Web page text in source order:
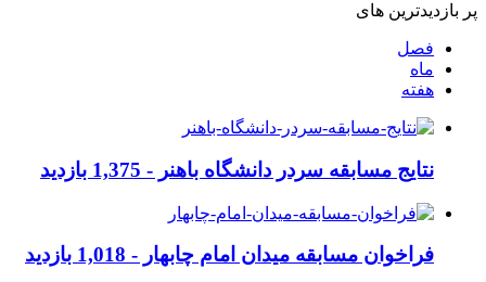
پر بازدیدترین های
فصل
ماه
هفته
نتایج مسابقه سردر دانشگاه باهنر - 1,375 بازدید
فراخوان مسابقه میدان امام چابهار - 1,018 بازدید